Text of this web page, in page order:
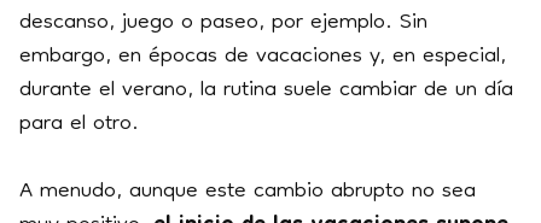
descanso, juego o paseo, por ejemplo. Sin
embargo, en épocas de vacaciones y, en especial,
durante el verano, la rutina suele cambiar de un día
para el otro.
A menudo, aunque este cambio abrupto no sea